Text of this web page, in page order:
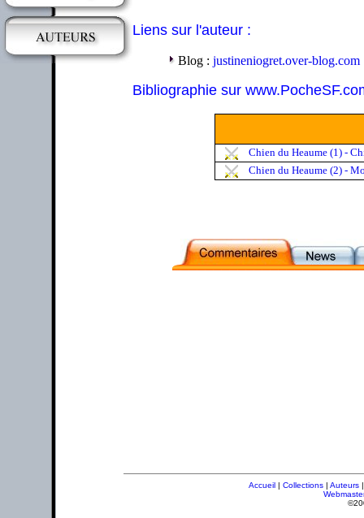
Liens sur l'auteur :
Blog : justineniogret.over-blog.com
Bibliographie sur
Chien du Heaume (1) -
Chien du Heaume (2) -
Accueil | Collections | Auteurs